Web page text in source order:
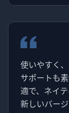
使いやすく
サポートも
適で、ネイ
新しいバー